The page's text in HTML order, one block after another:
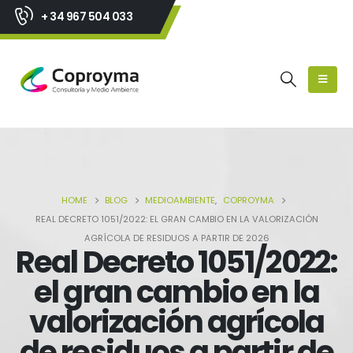
+ 34 967 504 033
HOME BLOG MEDIOAMBIENTE, COPROYMA
REAL DECRETO 1051/2022: EL GRAN CAMBIO EN LA VALORIZACIÓN
AGRÍCOLA DE RESIDUOS A PARTIR DE 2026
Real Decreto 1051/2022:
el gran cambio en la
valorización agrícola